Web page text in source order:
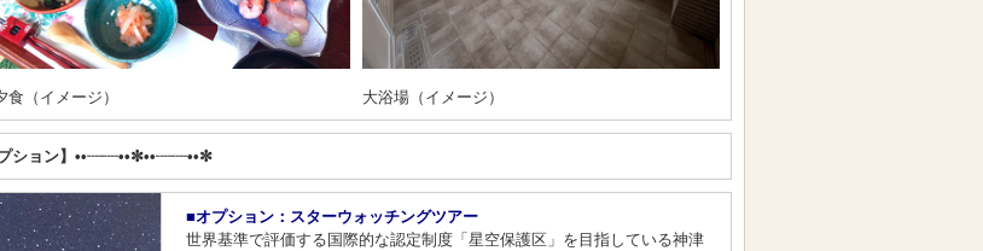
食（イメージ） 大浴場（イメージ）
ション】••┈┈••✼••┈┈••✼
■オプション：スターウォッチングツアー
世界基準で評価する国際的な認定制度「星空保護区」を目指している神津